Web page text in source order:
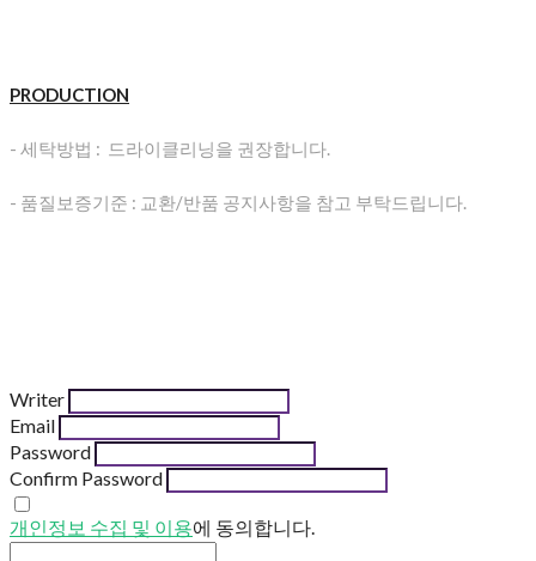
PRODUCTION
- 세탁방법 : 드라이클리닝을 권장합니다.
- 품질보증기준 : 교환/반품 공지사항을 참고 부탁드립니다.
Writer
Email
Password
Confirm Password
개인정보 수집 및 이용에 동의합니다.